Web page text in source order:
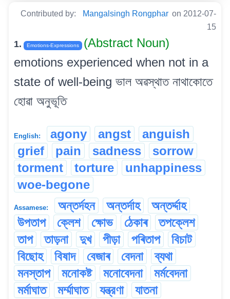
Contributed by: Mangalsingh Rongphar on 2012-07-
15
1. Emotions-Expressions
(Abstract Noun)
emotions experienced when not in a
state of well-being ভাল অৱস্থাত নাথাকোতে
হোৱা অনুভূতি
English: agony angst
anguish
grief
pain sadness
sorrow
torment
torture
unhappiness
woe-begone
Assamese: অন্তৰ্দহন অন্তৰ্দাহ
অন্তৰ্দ্দাহ
উপতাপ
ক্লেশ ক্ষোভ ঠেকাৰ
তপক্লেশ
তাপ
তাড়না দুখ পীড়া পৰিতাপ
বিচাট
বিছোহ
বিষাদ বেজাৰ বেদনা
ব্যথা
মনস্তাপ
মনোকষ্ট মনোবেদনা
মৰ্মবেদনা
মৰ্মাঘাত
মৰ্ম্মাঘাত যন্ত্রণা
যাতনা